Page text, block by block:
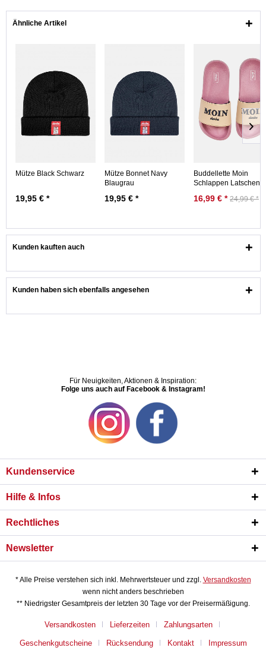
Ähnliche Artikel
Mütze Black Schwarz
19,95 € *
Mütze Bonnet Navy
Blaugrau
19,95 € *
Buddellette Moin
Schlappen Latschen
16,99 € * 24,99 € *
Kunden kauften auch
Kunden haben sich ebenfalls angesehen
Für Neuigkeiten, Aktionen & Inspiration:
Folge uns auch auf Facebook & Instagram!
Kundenservice
Hilfe & Infos
Rechtliches
Newsletter
* Alle Preise verstehen sich inkl. Mehrwertsteuer und zzgl. Versandkosten
wenn nicht anders beschrieben
** Niedrigster Gesamtpreis der letzten 30 Tage vor der Preisermäßigung.
Versandkosten Lieferzeiten Zahlungsarten
Geschenkgutscheine Rücksendung Kontakt Impressum